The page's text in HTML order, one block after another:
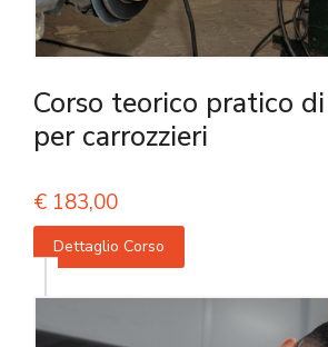
Corso teorico pratico
per carrozzieri
€ 183,00
Dettaglio Corso